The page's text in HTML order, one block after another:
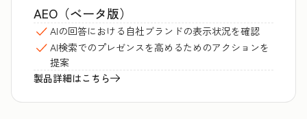
AEO（ベータ版）
AIの回答における自社ブランドの表示状況を確認
AI検索でのプレゼンスを高めるためのアクションを
提案
製品詳細はこちら